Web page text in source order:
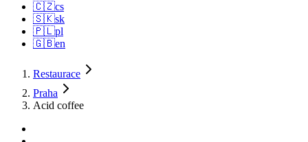
🇨🇿cs
🇸🇰sk
🇵🇱pl
🇬🇧en
Restaurace
Praha
Acid coffee